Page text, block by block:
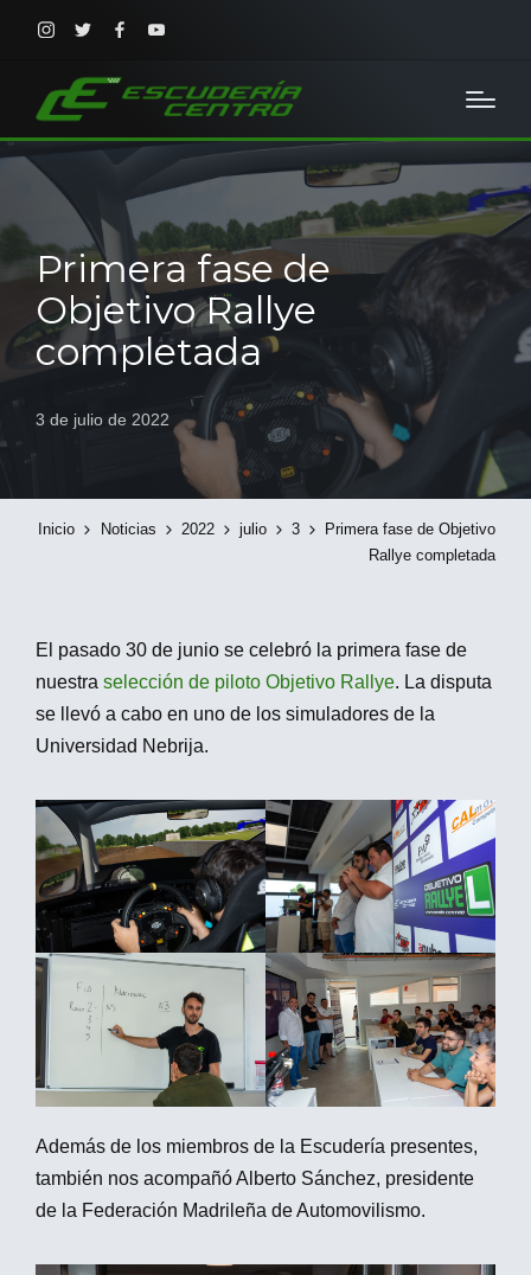
Instagram
TwitterFacebookYoutube
Primera fase de
Objetivo Rallye
completada
3 de julio de 2022
Inicio Noticias 2022 julio 3
Primera fase de Objetivo
Rallye completada
El pasado 30 de junio se celebró la primera fase de
nuestra selección de piloto Objetivo Rallye. La disputa
se llevó a cabo en uno de los simuladores de la
Universidad Nebrija.
Además de los miembros de la Escudería presentes,
también nos acompañó Alberto Sánchez, presidente
de la Federación Madrileña de Automovilismo.